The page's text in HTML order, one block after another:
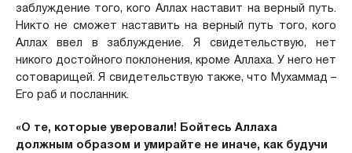
заблуждение того, кого Аллах наставит на верный путь.
Никто не сможет наставить на верный путь того, кого
Аллах ввел в заблуждение. Я свидетельствую, нет
никого достойного поклонения, кроме Аллаха. У него нет
сотоварищей. Я свидетельствую также, что Мухаммад –
Его раб и посланник.
«О те, которые уверовали! Бойтесь Аллаха
должным обра­зом и умирайте не иначе, как будучи